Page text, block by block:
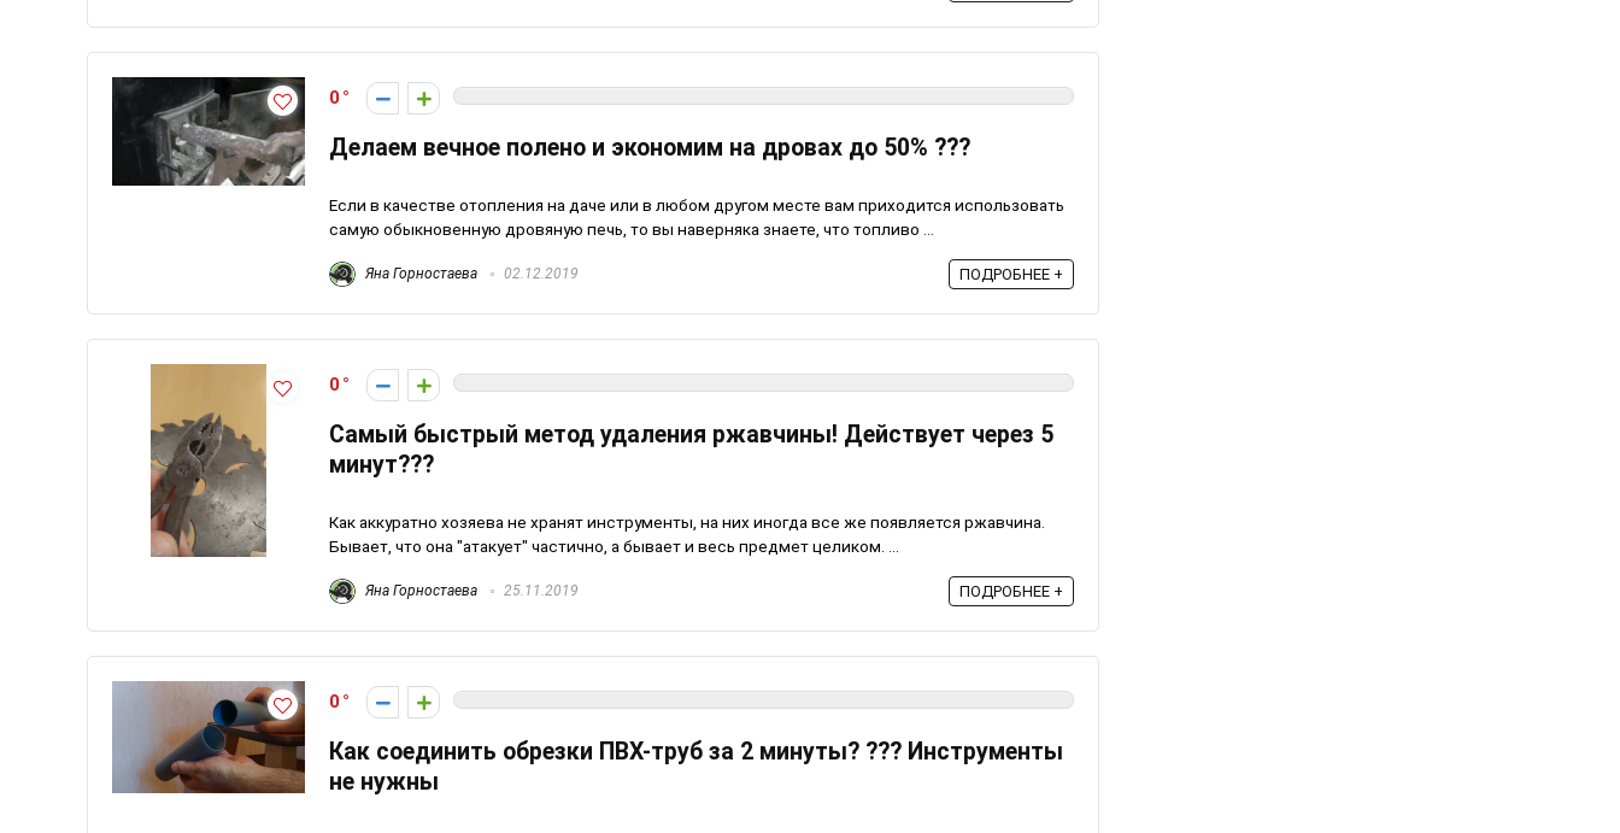
0
Делаем вечное полено и экономим на дровах до 50% ???
Если в качестве отопления на даче или в любом другом месте вам приходится использовать
самую обыкновенную дровяную печь, то вы наверняка знаете, что топливо ...
Яна Горностаева 02.12.2019 ПОДРОБНЕЕ +
0
Самый быстрый метод удаления ржавчины! Действует через 5
минут???
Как аккуратно хозяева не хранят инструменты, на них иногда все же появляется ржавчина.
Бывает, что она "атакует" частично, а бывает и весь предмет целиком. ...
Яна Горностаева 25.11.2019 ПОДРОБНЕЕ +
0
Как соединить обрезки ПВХ-труб за 2 минуты? ??? Инструменты
не нужны